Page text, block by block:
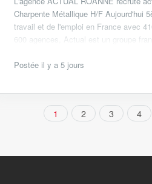
Charpente Métallique H/F Aujourd'hui
travail et de l'emploi en France avec
600 agences, Actual est un groupe
Postée il y a 5 jours
1 2 3 4